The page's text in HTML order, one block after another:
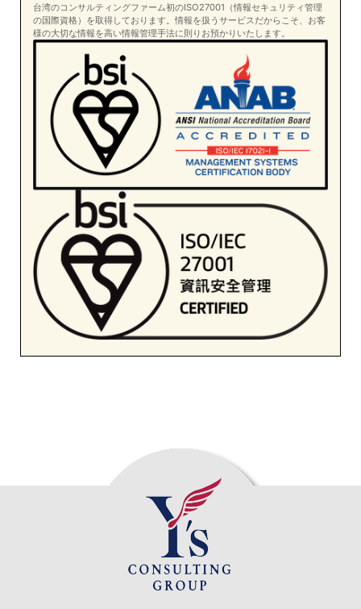
台湾のコンサルティングファーム初のISO27001（情報セキュリティ管理
の国際資格）を取得しております。情報を扱うサービスだからこそ、お客
様の大切な情報を高い情報管理手法に則りお預かりいたします。